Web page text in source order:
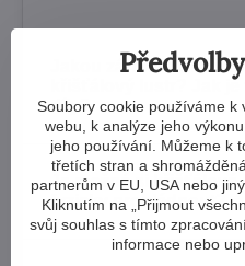
Jakou záruku získám
křišťálový lustr? Jak je
díly?
Je možné si křišťálové
fyzicky prohlédnout?
Soubory cookie používáme k
webu, k analýze jeho
jeho používání. Můžeme k
třetích stran a
partnerům v EU, USA nebo
Kliknutím na „Přijmout
svůj souhlas s tímto
informace nebo